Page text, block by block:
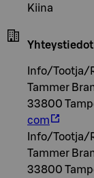
Kiina
Yhteystiedot
Info/Tootja/
Tammer
33800
com
Info/Tootja/
Tammer
33800